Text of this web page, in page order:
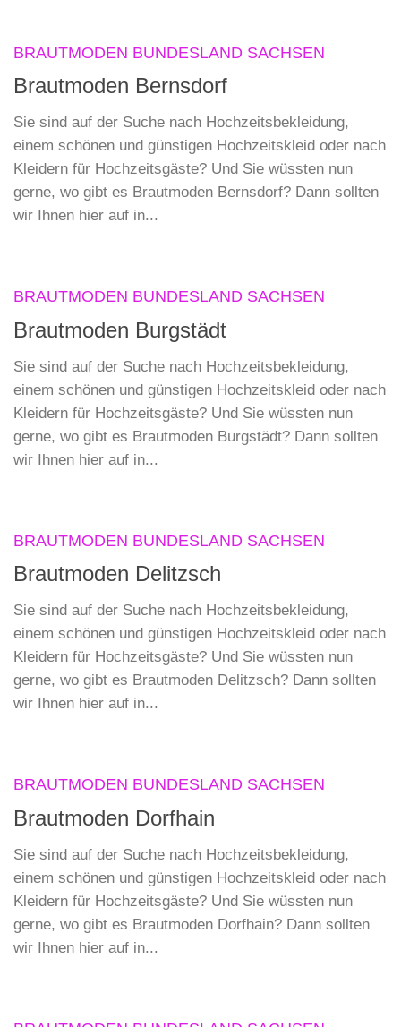
BRAUTMODEN BUNDESLAND SACHSEN
Brautmoden Bernsdorf
Sie sind auf der Suche nach Hochzeitsbekleidung,
einem schönen und günstigen Hochzeitskleid oder nach
Kleidern für Hochzeitsgäste? Und Sie wüssten nun
gerne, wo gibt es Brautmoden Bernsdorf? Dann sollten
wir Ihnen hier auf in...
BRAUTMODEN BUNDESLAND SACHSEN
Brautmoden Burgstädt
Sie sind auf der Suche nach Hochzeitsbekleidung,
einem schönen und günstigen Hochzeitskleid oder nach
Kleidern für Hochzeitsgäste? Und Sie wüssten nun
gerne, wo gibt es Brautmoden Burgstädt? Dann sollten
wir Ihnen hier auf in...
BRAUTMODEN BUNDESLAND SACHSEN
Brautmoden Delitzsch
Sie sind auf der Suche nach Hochzeitsbekleidung,
einem schönen und günstigen Hochzeitskleid oder nach
Kleidern für Hochzeitsgäste? Und Sie wüssten nun
gerne, wo gibt es Brautmoden Delitzsch? Dann sollten
wir Ihnen hier auf in...
BRAUTMODEN BUNDESLAND SACHSEN
Brautmoden Dorfhain
Sie sind auf der Suche nach Hochzeitsbekleidung,
einem schönen und günstigen Hochzeitskleid oder nach
Kleidern für Hochzeitsgäste? Und Sie wüssten nun
gerne, wo gibt es Brautmoden Dorfhain? Dann sollten
wir Ihnen hier auf in...